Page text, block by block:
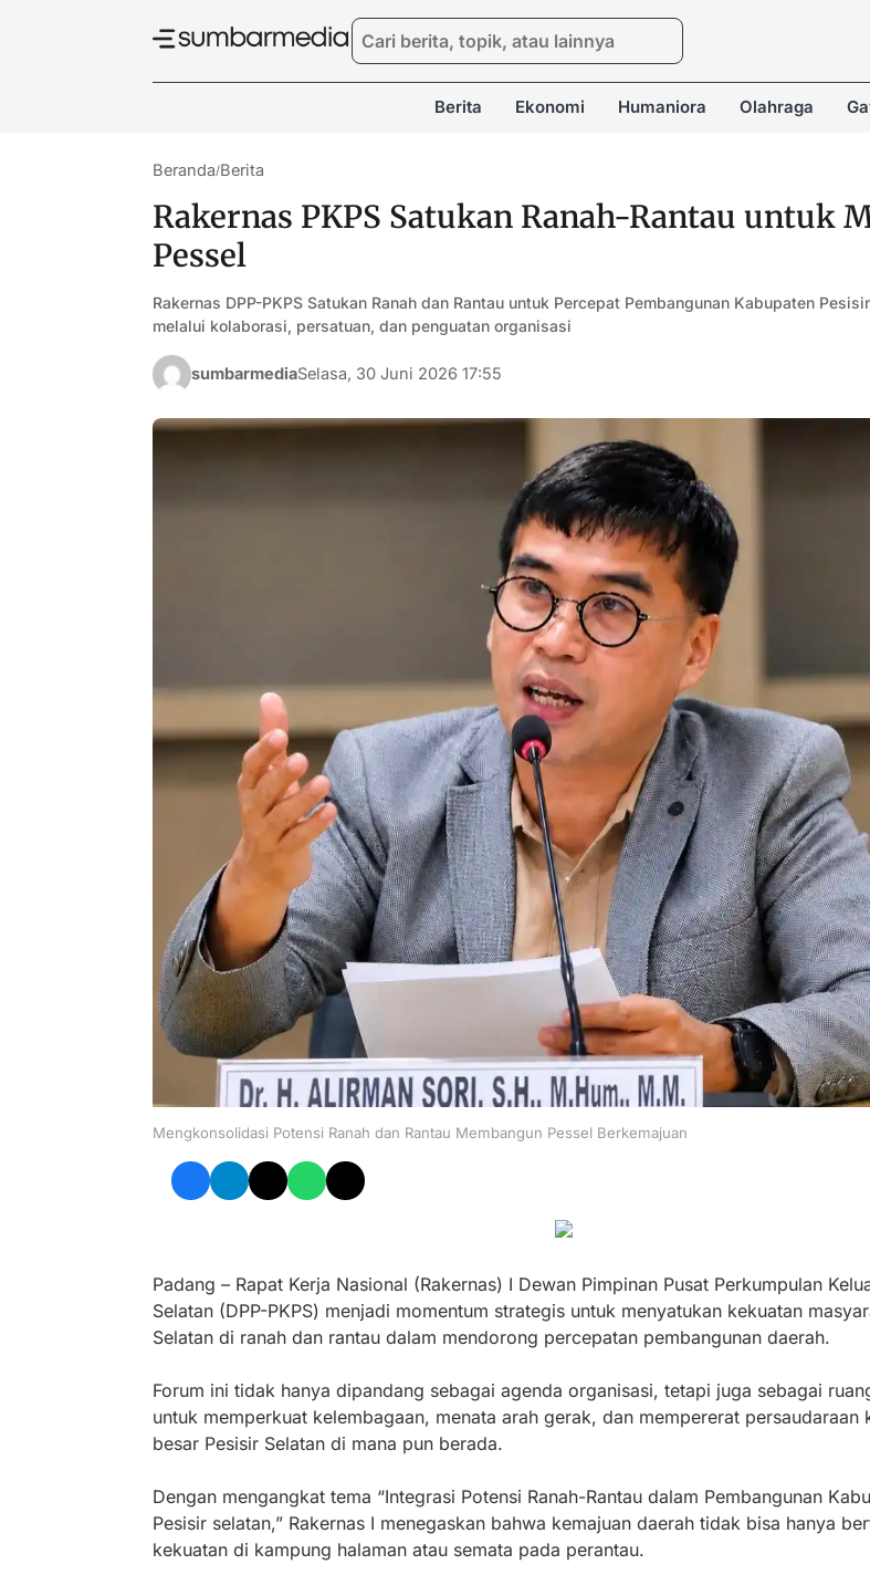
Berita Ekonomi Humaniora Olahraga
Beranda/Berita
Rakernas PKPS Satukan Ranah-Rantau untuk
Pessel
Rakernas DPP-PKPS Satukan Ranah dan Rantau untuk Percepat Pembangunan Kabupaten
melalui kolaborasi, persatuan, dan penguatan organisasi
sumbarmediaSelasa, 30 Juni 2026 17:55
Mengkonsolidasi Potensi Ranah dan Rantau Membangun Pessel Berkemajuan
Padang – Rapat Kerja Nasional (Rakernas) I Dewan Pimpinan Pusat Perkumpulan
Selatan (DPP-PKPS) menjadi momentum strategis untuk menyatukan kekuatan
Selatan di ranah dan rantau dalam mendorong percepatan pembangunan daerah.
Forum ini tidak hanya dipandang sebagai agenda organisasi, tetapi juga sebagai
untuk memperkuat kelembagaan, menata arah gerak, dan mempererat persaudaraan
besar Pesisir Selatan di mana pun berada.
Dengan mengangkat tema “Integrasi Potensi Ranah-Rantau dalam Pembangunan
Pesisir selatan,” Rakernas I menegaskan bahwa kemajuan daerah tidak bisa hanya
kekuatan di kampung halaman atau semata pada perantau.